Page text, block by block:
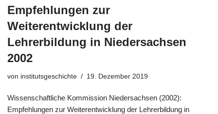
Empfehlungen zur
Weiterentwicklung der
Lehrerbildung in Niedersachsen
2002
von institutsgeschichte 19. Dezember 2019
Wissenschaftliche Kommission Niedersachsen (2002):
Empfehlungen zur Weiterentwicklung der Lehrerbildung in